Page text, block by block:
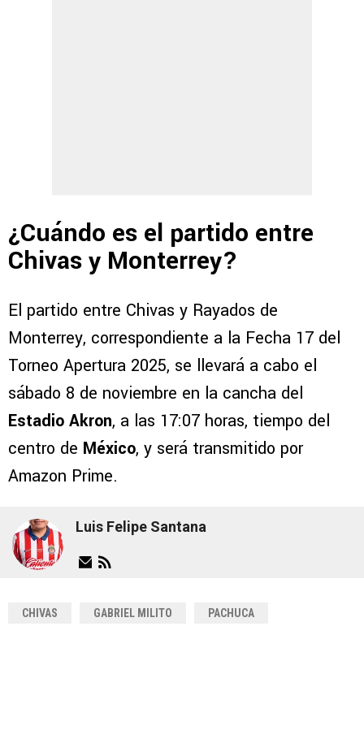
¿Cuándo es el partido entre
Chivas y Monterrey?
El partido entre Chivas y Rayados de
Monterrey, correspondiente a la Fecha 17 del
Torneo Apertura 2025, se llevará a cabo el
sábado 8 de noviembre en la cancha del
Estadio Akron, a las 17:07 horas, tiempo del
centro de México, y será transmitido por
Amazon Prime.
Luis Felipe Santana
CHIVAS GABRIEL MILITO PACHUCA